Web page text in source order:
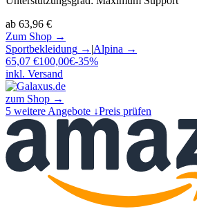
ab 63,96 €
Zum Shop →
Sportbekleidung → |Alpina →
65,07 €100,00€-35%
inkl. Versand
zum Shop →
5 weitere Angebote ↓Preis prüfen